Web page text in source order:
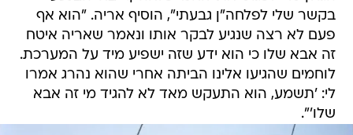
בקשר שלי לפלחה"ן גבעתי", הוסיף אריה. "הוא אף
פעם לא רצה שנגיע לבקר אותו ונאמר שאריה איטח
זה אבא שלו כי הוא ידע שזה ישפיע מיד על המערכת.
לוחמים שהגיעו אלינו הביתה אחרי שהוא נהרג אמרו
לי: 'תשמע, הוא התעקש מאד לא להגיד מי זה אבא
שלו'".